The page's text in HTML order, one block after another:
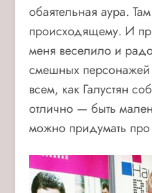
обаятельная аура.
происходящему. И
меня веселило и
смешных персонажей
всем, как Галустян
отлично — быть
можно придумать